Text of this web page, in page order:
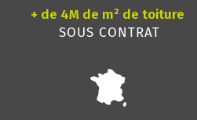
+ de 4M de m² de toiture
SOUS CONTRAT